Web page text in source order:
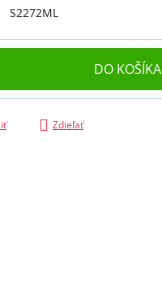
S2272ML
DO KOŠÍKA
Zdieľať